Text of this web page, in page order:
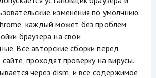
изменения по умолчнию
каждый может без проблем
браузера на свои
Все авторские сборки перед
проходят проверку на вирусы.
через dism, и всё содержимое